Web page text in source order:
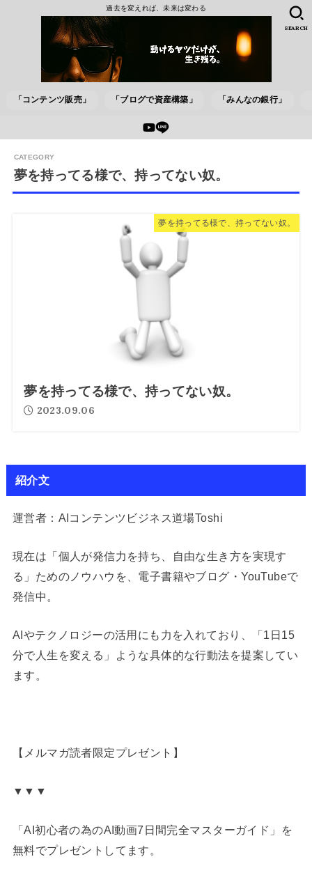
過去を変えれば、未来は変わる
「コンテンツ販売」 「ブログで資産構築」 「みんなの銀行」
SEARCH
夢を持ってる様で、持ってない奴。
夢を持ってる様で、持ってない奴。
夢を持ってる様で、持ってない奴。
2023.09.06
紹介文
運営者：AIコンテンツビジネス道場Toshi
現在は「個人が発信力を持ち、自由な生き方を実現す
る」ためのノウハウを、電子書籍やブログ・YouTubeで
発信中。
AIやテクノロジーの活用にも力を入れており、「1日15
分で人生を変える」ような具体的な行動法を提案してい
ます。
【メルマガ読者限定プレゼント】
▼▼▼
「AI初心者の為のAI動画7日間完全マスターガイド」を
無料でプレゼントしてます。